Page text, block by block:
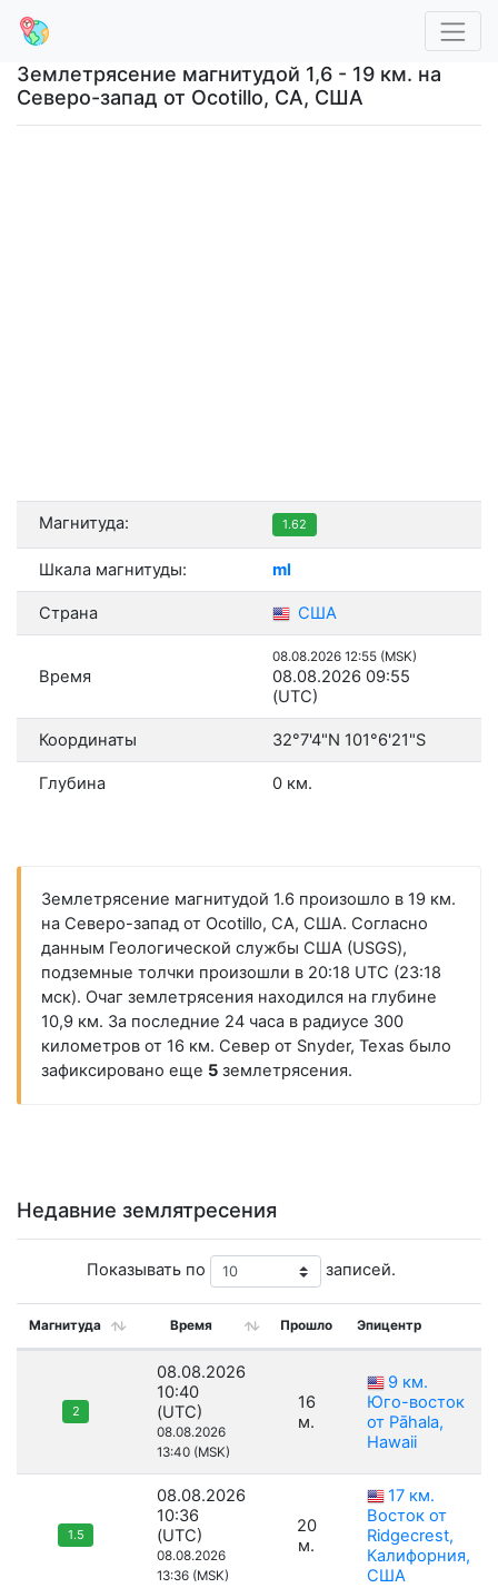
Землетрясение магнитудой 1,6 - 19 км. на
Северо-запад от Ocotillo, CA, США
Магнитуда: 1.62
Шкала магнитуды: ml
Страна США
Время
08.08.2026 12:55 (MSK)
08.08.2026 09:55
(UTC)
Координаты 32°7'4"N 101°6'21"S
Глубина 0 км.
Землетрясение магнитудой 1.6 произошло в 19 км.
на Северо-запад от Ocotillo, CA, США. Согласно
данным Геологической службы США (USGS),
подземные толчки произошли в 20:18 UTC (23:18
мск). Очаг землетрясения находился на глубине
10,9 км. За последние 24 часа в радиусе 300
километров от 16 км. Север от Snyder, Texas было
зафиксировано еще 5землетрясения.
Недавние землятресения
Показывать по записей.
Магнитуда Время Прошло Эпицентр
2
08.08.2026
10:40
(UTC)
08.08.2026
13:40 (MSK)
16
м.
9 км.
Юго-восток
от Pāhala,
Hawaii
1.5
08.08.2026
10:36
(UTC)
08.08.2026
13:36 (MSK)
20
м.
17 км.
Восток от
Ridgecrest,
Калифорния,
США